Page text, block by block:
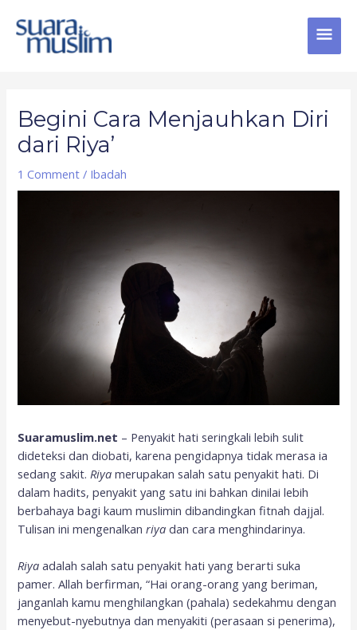
content
Begini Cara Menjauhkan Diri
dari Riya’
1 Comment / Ibadah
Suaramuslim.net – Penyakit hati seringkali lebih sulit
dideteksi dan diobati, karena pengidapnya tidak merasa ia
sedang sakit. Riya merupakan salah satu penyakit hati. Di
dalam hadits, penyakit yang satu ini bahkan dinilai lebih
berbahaya bagi kaum muslimin dibandingkan fitnah dajjal.
Tulisan ini mengenalkanriya dan cara menghindarinya.
Riya adalah salah satu penyakit hati yang berarti suka
pamer. Allah berfirman, “Hai orang-orang yang beriman,
janganlah kamu menghilangkan (pahala) sedekahmu dengan
menyebut-nyebutnya dan menyakiti (perasaan si penerima),